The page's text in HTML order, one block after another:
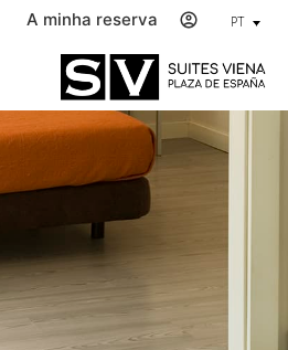
A minha reserva PT